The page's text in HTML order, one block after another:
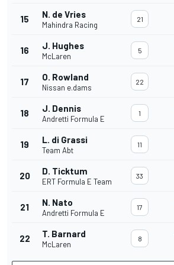
15 N. de Vries
Mahindra Racing
21
16 J. Hughes
McLaren
5
17 O. Rowland
Nissan e.dams
22
18 J. Dennis
Andretti Formula E
1
19 L. di Grassi
Team Abt
11
20 D. Ticktum
ERT Formula E Team
33
21 N. Nato
Andretti Formula E
17
22 T. Barnard
McLaren
8